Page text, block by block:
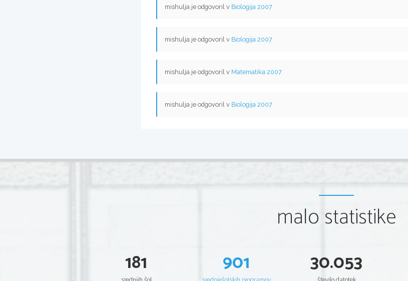
mishulja je odgovoril v Biologija 2007
mishulja je odgovoril v Biologija 2007
mishulja je odgovoril v Matematika 2007
mishulja je odgovoril v Biologija 2007
malo statistike
181 901 30.053